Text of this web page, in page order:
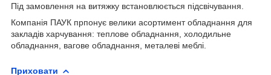
Під замовлення на витяжку встановлюється підсвічування.
Компанія ПАУК прпонує велики асортимент обладнання для
закладів харчування: теплове обладнання, холодильне
обладнання, вагове обладнання, металеві меблі.
Приховати